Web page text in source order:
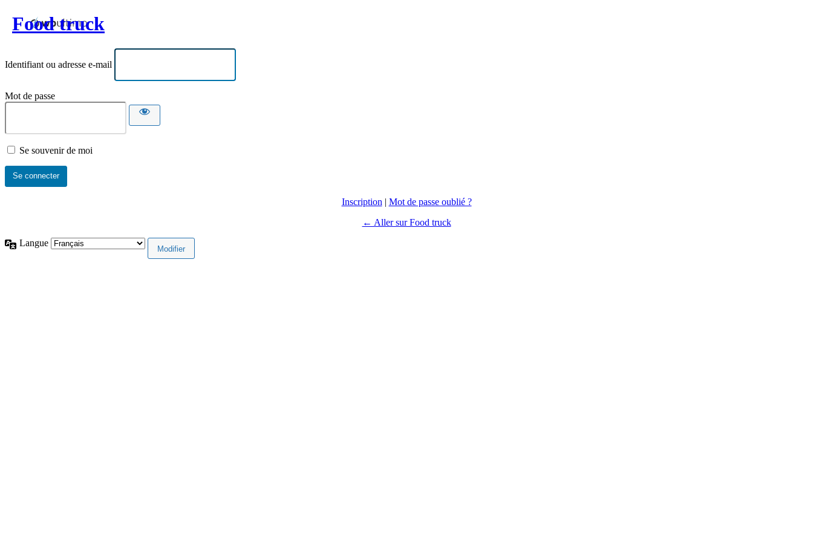
Food truck
Identifiant ou adresse e-mail
Mot de passe
Se souvenir de moi
Inscription | Mot de passe oublié ?
← Aller sur Food truck
Langue